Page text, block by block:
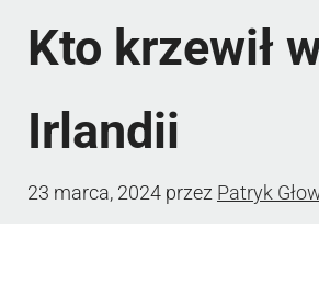
Kto krzewił
Irlandii
23 marca, 2024 przez Patryk